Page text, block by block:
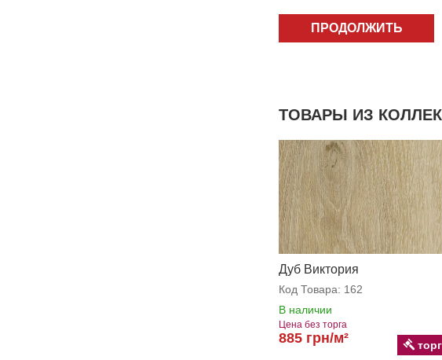
ПРОДОЛЖИТЬ
ТОВАРЫ ИЗ
Дуб Виктория
Код Товара: 162
В наличии
Цена без торга
885 грн/м² торг